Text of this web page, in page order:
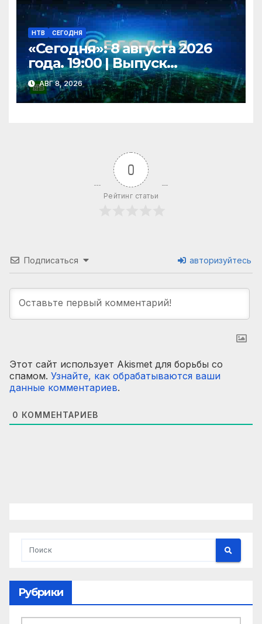
НТВ СЕГОДНЯ
«Сегодня»: 8 августа 2026
года. 19:00 | Выпуск
новостей | Новости НТВ
АВГ 8, 2026
0
Рейтинг статьи
Подписаться авторизуйтесь
Этот сайт использует Akismet для борьбы со
спамом. Узнайте, как обрабатываются ваши
данные комментариев.
0 КОММЕНТАРИЕВ
Рубрики